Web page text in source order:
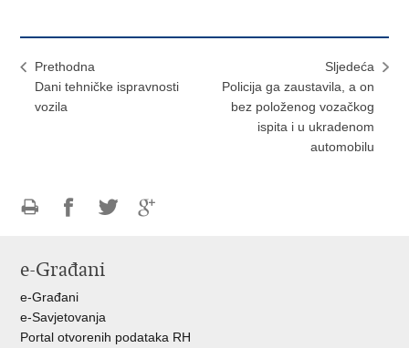
Prethodna
Dani tehničke ispravnosti
vozila
Sljedeća
Policija ga zaustavila, a on
bez položenog vozačkog
ispita i u ukradenom
automobilu
FacebookuTwitteru
e-Građani
e-Građani
e-Savjetovanja
Portal otvorenih podataka RH